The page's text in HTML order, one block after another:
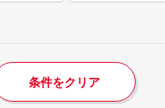
条件をクリア